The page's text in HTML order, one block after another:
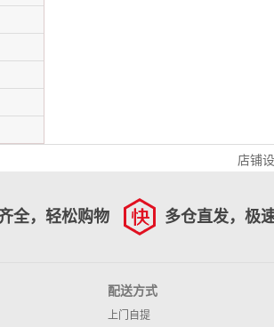
店铺
全，轻松购物 多仓直发，极
配送方式
上门自提